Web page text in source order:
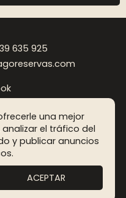
una mejor
el tráfico del
y publicar anuncios
ACEPTAR
635 925
Política de cookies FAQ Blog
Reservas. Todos los